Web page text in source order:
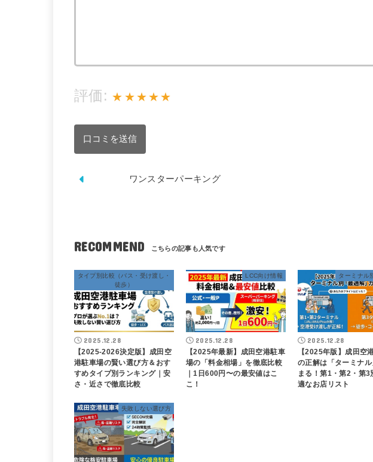
評価: ★ ★ ★ ★ ★
ワンスターパーキング
RECOMMEND
タイプ別比較（バス・受け渡し・
徒歩）
2025.12.28
【2025-2026決定版】成田空
港駐車場の賢い選び方＆おす
すめタイプ別ランキング｜安
さ・近さで徹底比較
LCC向け情報
2025.12.28
【2025年最新】成田空港駐車
場の「料金相場」を徹底比較
｜1日600円〜の最安値はこ
こ！
ターミナル
2025.12.28
【2025年版】成田空
の正解は「ターミナ
まる！第1・第2・第3
適なお店リスト
失敗しない選び方